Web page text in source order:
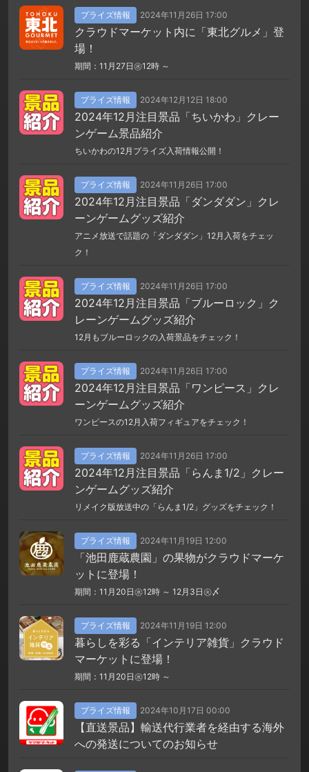
プライズ情報 2024年11月26日 17:00
クラウドマーケット内に「東北グルメ」登
場！
期間：11月27日㊌12時 ～
プライズ情報 2024年12月12日 18:00
2024年12月注目景品「ちいかわ」クレー
ンゲーム景品紹介
ちいかわの12月プライズ入荷情報公開！
プライズ情報 2024年11月26日 17:00
2024年12月注目景品「ダンダダン」クレ
ーンゲームグッズ紹介
アニメ放送で話題の「ダンダダン」12月入荷をチェッ
ク！
プライズ情報 2024年11月26日 17:00
2024年12月注目景品「ブルーロック」ク
レーンゲームグッズ紹介
12月もブルーロックの入荷景品をチェック！
プライズ情報 2024年11月26日 17:00
2024年12月注目景品「ワンピース」クレ
ーンゲームグッズ紹介
ワンピースの12月入荷フィギュアをチェック！
プライズ情報 2024年11月26日 17:00
2024年12月注目景品「らんま1/2」クレー
ンゲームグッズ紹介
リメイク版放送中の「らんま1/2」グッズをチェック！
プライズ情報 2024年11月19日 12:00
「池田鹿蔵農園」の果物がクラウドマーケ
ットに登場！
期間：11月20日㊌12時 ～ 12月3日㊋〆
プライズ情報 2024年11月19日 12:00
暮らしを彩る「インテリア雑貨」クラウド
マーケットに登場！
期間：11月20日㊌12時 ～
プライズ情報 2024年10月17日 00:00
【直送景品】輸送代行業者を経由する海外
への発送についてのお知らせ